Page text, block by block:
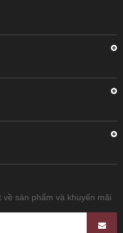
sản phẩm và khuyến mãi